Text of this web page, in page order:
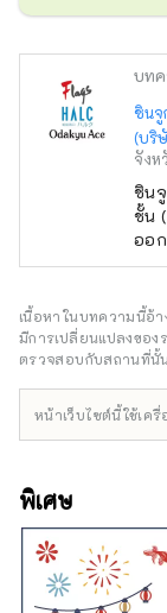
บท
ชินจู
(บริ
จังห
ชิน
ชั้น
ออ
กีฬ
อเ
ตก
ต
เห
ป
เ
สบ
เนื้อหาในบทความนี้อ้
มีการเปลี่ยนแปลงขอ
ตรวจสอบกับสถานที่นั้
หน้าเว็บไซต์นี้ใช้เค
พิเศษ